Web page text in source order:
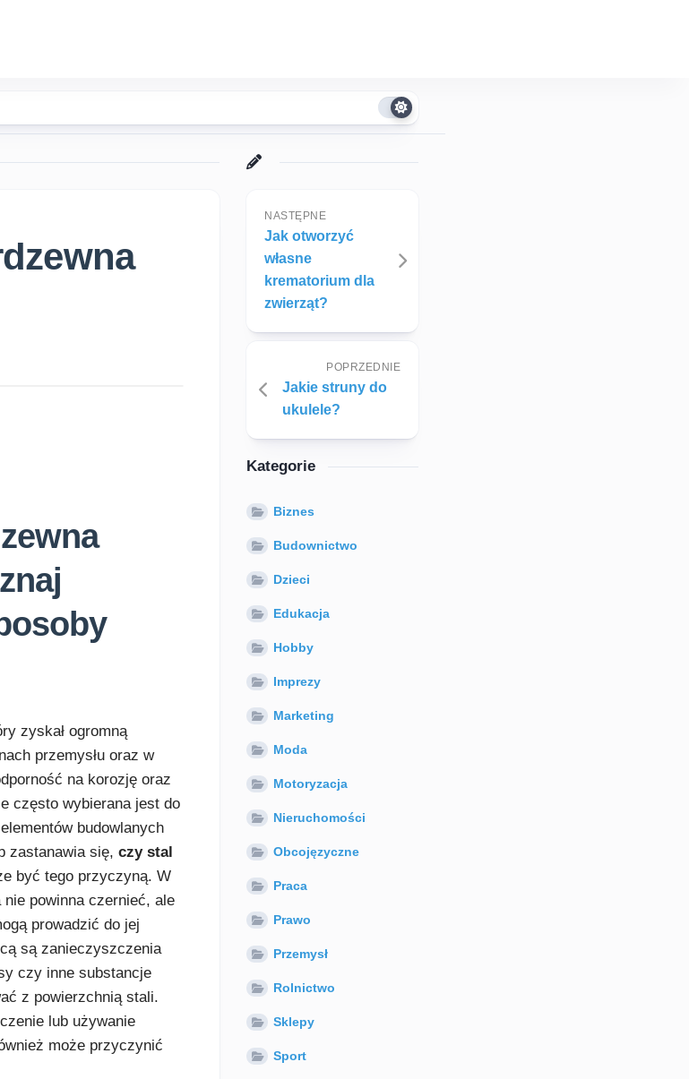
zyskał ogromną
przemysłu oraz w
na korozję oraz
często wybierana jest do
budowlanych
zastanawia się, czy stal
być tego przyczyną. W
powinna czernieć, ale
prowadzić do jej
są zanieczyszczenia
czy inne substancje
z powierzchnią stali.
lub używanie
może przyczynić
NASTĘPNE
Jak otworzyć
własne
krematorium dla
zwierząt?
POPRZEDNIE
Jakie struny do
ukulele?
Kategorie
Biznes
Budownictwo
Dzieci
Edukacja
Hobby
Imprezy
Marketing
Moda
Motoryzacja
Nieruchomości
Obcojęzyczne
Praca
Prawo
Przemysł
Rolnictwo
Sklepy
Sport